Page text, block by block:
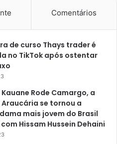
Petz
biquinho
geralmente se dá por meio
a espécie pode ser
quanto em vasos ou
revolva o solo
Comentários
de curso Thays trader é
no TikTok após ostentar
Rode Camargo, a
Araucária se tornou a
mais jovem do Brasil
Hissam Hussein Dehaini